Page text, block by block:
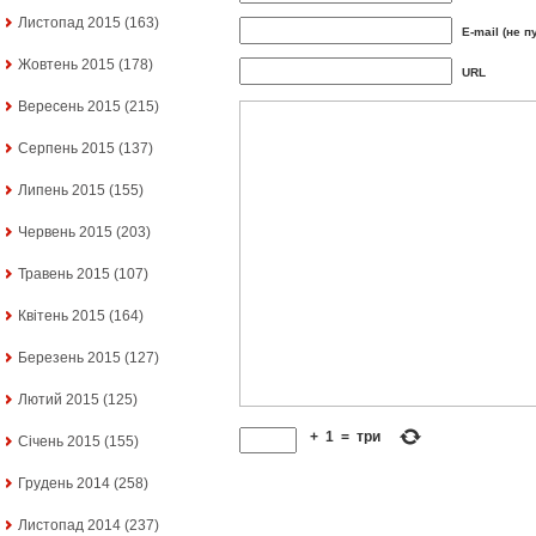
Листопад 2015 (163)
Жовтень 2015 (178)
Вересень 2015 (215)
Серпень 2015 (137)
Липень 2015 (155)
Червень 2015 (203)
Травень 2015 (107)
Квітень 2015 (164)
Березень 2015 (127)
Лютий 2015 (125)
Січень 2015 (155)
Грудень 2014 (258)
Листопад 2014 (237)
E-mail (не
URL
+ 1 = три